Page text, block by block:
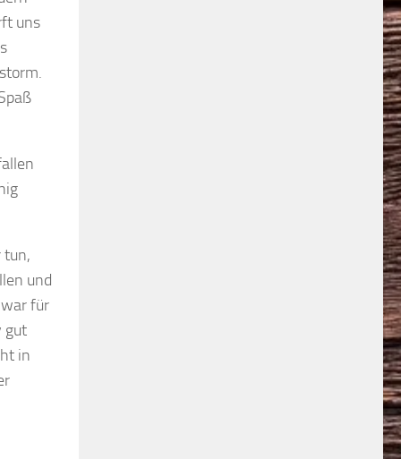
uns
tun,
und
für
gut
in